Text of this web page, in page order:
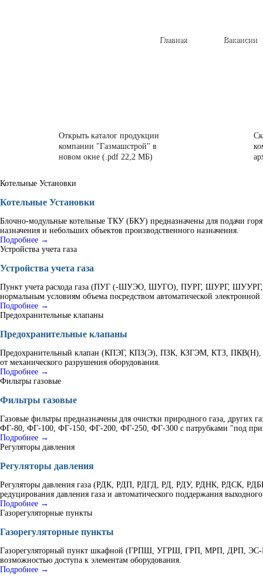
Вакансии
Главная
Открыть каталог продукции
компании "Газмашстрой" в
новом окне (.pdf 22,2 МБ)
Котельные Установки
Котельные Установки
Блочно-модульные котельные ТКУ (БКУ) предназначены для подачи
назначения и небольших объектов производственного назначения.
Подробнее →
Устройства учета газа
Устройства учета газа
Пункт учета расхода газа (ПУГ (-ШУЭО, ШУГО), ПУРГ, ШУРГ, ШУУРГ,
нормальным условиям объема посредством автоматической электронной
Подробнее →
Предохранительные клапаны
Предохранительные клапаны
Предохранительный клапан (КПЭГ, КПЗ(Э), ПЗК, КЗГЭМ, КТЗ, ПКВ(Н),
от механического разрушения оборудования.
Подробнее →
Фильтры газовые
Фильтры газовые
Газовые фильтры предназначены для очистки природного газа, других
ФГ-80, ФГ-100, ФГ-150, ФГ-200, ФГ-250, ФГ-300 с патрубками "под
Подробнее →
Регуляторы давления
Регуляторы давления
Регуляторы давления газа (РДК, РДП, РДГД, РД, РДУ, РДНК, РДСК,
редуцирования давления газа и автоматического поддержания
Подробнее →
Газорегуляторные пункты
Газорегуляторные пункты
Газорегуляторный пункт шкафной (ГРПШ, УГРШ, ГРП, МРП, ДРП, ЭС-
возможностью доступа к элементам оборудования.
Подробнее →